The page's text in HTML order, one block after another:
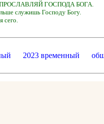
ГОСПОДА БОГА.
служишь Господу Богу.
сего.
2023 временный